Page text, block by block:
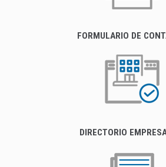
FORMULARIO DE
DIRECTORIO